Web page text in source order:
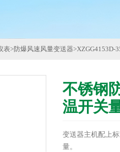
表>防爆风速风量变送器>XZGG4153D-
不锈钢
温开关
变送器主机配上
量。